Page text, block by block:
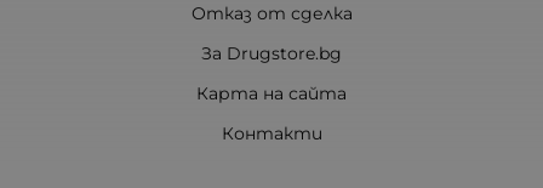
Отказ от сделка
За Drugstore.bg
Карта на сайта
Контакти